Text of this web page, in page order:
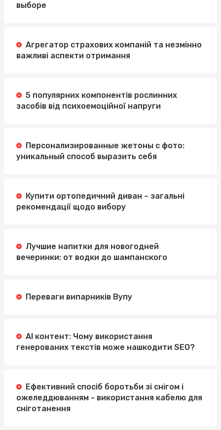
выборе
Агрегатор страхових компаній та незмінно
важливі аспекти отримання
5 популярних компонентів рослинних
засобів від психоемоційної напруги
Персонализированные жетоны с фото:
уникальный способ выразить себя
Купити ортопедичний диван – загальні
рекомендації щодо вибору
Лучшие напитки для новогодней
вечеринки: от водки до шампанского
Переваги випарників Вупу
AI контент: Чому використання
генерованих текстів може нашкодити SEO?
Ефективний спосіб боротьби зі снігом і
ожеледдюванням - використання кабелю для
сніготанення